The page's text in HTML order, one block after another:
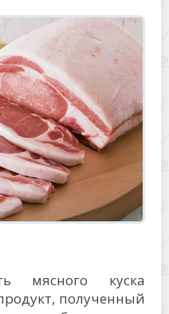
мясного куска
полученный